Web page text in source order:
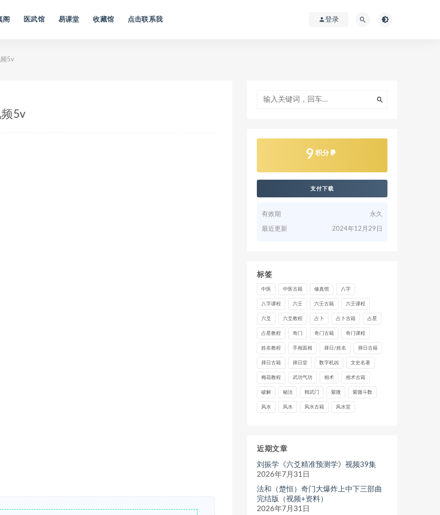
阁 医武馆 易课堂 收藏馆 点击联系我 登录
5v
5v
9 积分
支付下载
有效期 永久
最近更新 2024年12月29日
标签
中医 中医古籍 修真馆 八字
八字课程 六壬 六壬古籍 六壬课程
六爻 六爻教程 占卜 占卜古籍 占星
占星教程 奇门 奇门古籍 奇门课程
姓名教程 手相面相 择日/姓名 择日古籍
择日古籍 择日堂 数字机凶 文史名著
梅花教程 武功气功 相术 相术古籍
破解 秘法 精武门 紫微 紫微斗数
风水 风水 风水古籍 风水堂
近期文章
刘振学《六爻精准预测学》视频39集
2026年7月31日
法和（楚恒）奇门大爆炸上中下三部曲
完结版（视频+资料）
2026年7月31日